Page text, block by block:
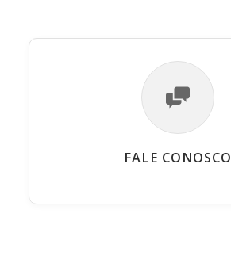
FALE CONOSCO